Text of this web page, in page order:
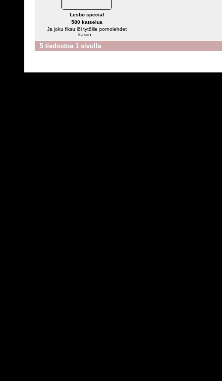
Lesbo special
580 katselua
Ja joku fiksu löi tytöille pornolehdet
käsiin...
5 tiedostoa 1 sivulla